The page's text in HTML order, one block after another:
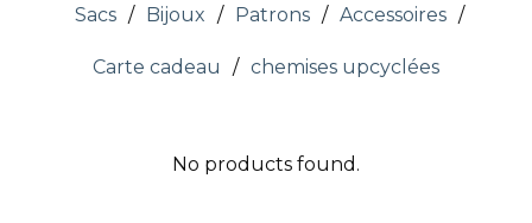
Sacs Bijoux Patrons Accessoires
Carte cadeau chemises upcyclées
No products found.